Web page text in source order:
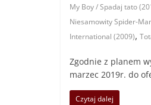
My Boy / Spadaj tato
Niesamowity Spider-
International (2009),
Zgodnie z planem
marzec 2019r. do
Czytaj dalej